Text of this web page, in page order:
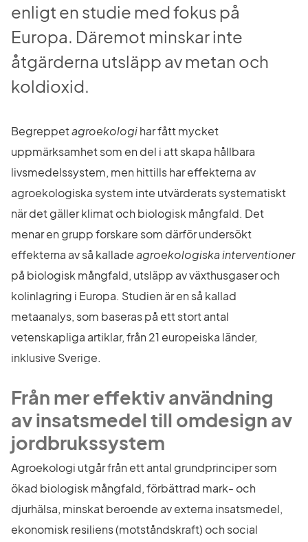
enligt en studie med fokus på
Europa. Däremot minskar inte
åtgärderna utsläpp av metan och
koldioxid.
Begreppet agroekologi har fått mycket
uppmärksamhet som en del i att skapa hållbara
livsmedelssystem, men hittills har effekterna av
agroekologiska system inte utvärderats systematiskt
när det gäller klimat och biologisk mångfald. Det
menar en grupp forskare som därför undersökt
effekterna av så kallade agroekologiska interventioner
på biologisk mångfald, utsläpp av växthusgaser och
kolinlagring i Europa. Studien är en så kallad
metaanalys, som baseras på ett stort antal
vetenskapliga artiklar, från 21 europeiska länder,
inklusive Sverige.
Från mer effektiv användning
av insatsmedel till omdesign av
jordbrukssystem
Agroekologi utgår från ett antal grundprinciper som
ökad biologisk mångfald, förbättrad mark- och
djurhälsa, minskat beroende av externa insatsmedel,
ekonomisk resiliens (motståndskraft) och social